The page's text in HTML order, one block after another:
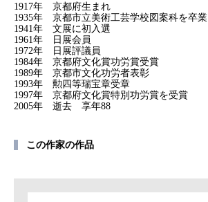
1917年 京都府生まれ
1935年 京都市立美術工芸学校図案科を卒業
1941年 文展に初入選
1961年 日展会員
1972年 日展評議員
1984年 京都府文化賞功労賞受賞
1989年 京都市文化功労者表彰
1993年 勲四等瑞宝章受章
1997年 京都府文化賞特別功労賞を受賞
2005年 逝去 享年88
この作家の作品